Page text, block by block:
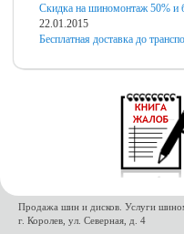
Скидка на шиномонтаж 50% и
22.01.2015
Бесплатная доставка до
Продажа шин и дисков. Услуги
г. Королев, ул. Северная, д. 4